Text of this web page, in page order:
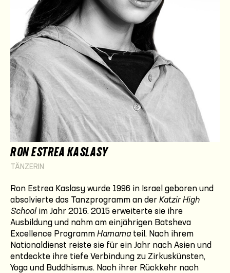
RON ESTREA KASLASY
TÄNZERIN
Ron Estrea Kaslasy wurde 1996 in Israel geboren und
absolvierte das Tanzprogramm an der Katzir High
School im Jahr 2016. 2015 erweiterte sie ihre
Ausbildung und nahm am einjährigen Batsheva
Excellence Programm Hamamateil. Nach ihrem
Nationaldienst reiste sie für ein Jahr nach Asien und
entdeckte ihre tiefe Verbindung zu Zirkuskünsten,
Yoga und Buddhismus. Nach ihrer Rückkehr nach